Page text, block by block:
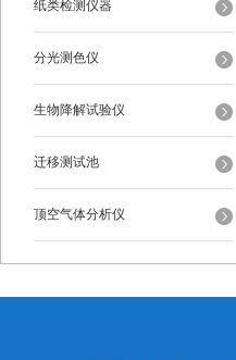
纸类检测仪器
分光测色仪
生物降解试验仪
迁移测试池
顶空气体分析仪